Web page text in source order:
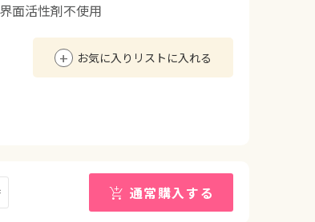
面活性剤不使用
お気に入りリストに入れる
通常購入する